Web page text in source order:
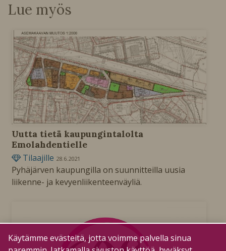
Lue myös
Uutta tietä kaupungintalolta
Emolahdentielle
Tilaajille 28.6.2021
Pyhäjärven kaupungilla on suunnitteilla uusia
liikenne- ja kevyenliikenteenväyliä.
Käytämme evästeitä, jotta voimme palvella sinua